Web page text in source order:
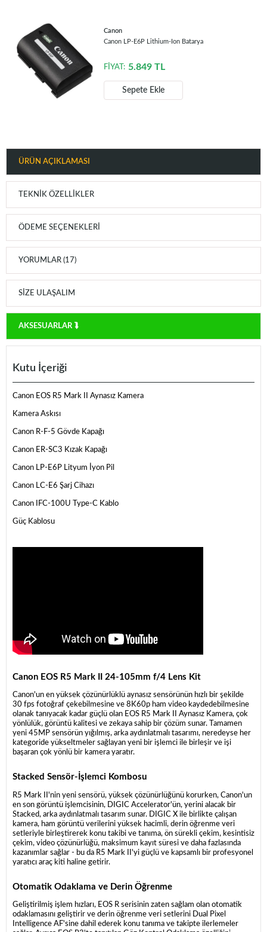
Canon
Canon LP-E6P Lithium-Ion Batarya
FİYAT: 5.849 TL
Sepete Ekle
ÜRÜN AÇIKLAMASI
TEKNIK ÖZELLIKLER
ÖDEME SEÇENEKLERI
YORUMLAR (17)
SIZE ULAŞALIM
AKSESUARLAR ⮯
Canon EOS R5 Mark II 24-105mm f/4 Lens Kit
Canon'un en yüksek çözünürlüklü aynasız sensörünün hızlı bir şekilde
30 fps fotoğraf çekebilmesine ve 8K60p ham video kaydedebilmesine
olanak tanıyacak kadar güçlü olan EOS R5 Mark II Aynasız Kamera, çok
yönlülük, görüntü kalitesi ve zekaya sahip bir çözüm sunar. Tamamen
yeni 45MP sensörün yığılmış, arka aydınlatmalı tasarımı, neredeyse her
kategoride yükseltmeler sağlayan yeni bir işlemci ile birleşir ve işi
başaran çok yönlü bir kamera yaratır.
Stacked Sensör-İşlemci Kombosu
R5 Mark II'nin yeni sensörü, yüksek çözünürlüğünü korurken, Canon'un
en son görüntü işlemcisinin, DIGIC Accelerator'ün, yerini alacak bir
Stacked, arka aydınlatmalı tasarım sunar. DIGIC X ile birlikte çalışan
kamera, ham görüntü verilerini yüksek hacimli, derin öğrenme veri
setleriyle birleştirerek konu takibi ve tanıma, ön sürekli çekim, kesintisiz
çekim, video çözünürlüğü, maksimum kayıt süresi ve daha fazlasında
kazanımlar sağlar - bu da R5 Mark II'yi güçlü ve kapsamlı bir profesyonel
yaratıcı araç kiti haline getirir.
Otomatik Odaklama ve Derin Öğrenme
Geliştirilmiş işlem hızları, EOS R serisinin zaten sağlam olan otomatik
odaklamasını geliştirir ve derin öğrenme veri setlerini Dual Pixel
Intelligence AF'sine dahil ederek konu tanıma ve takipte ilerlemeler
Kutu İçeriği
Canon EOS R5 Mark II Aynasız Kamera
Kamera Askısı
Canon R-F-5 Gövde Kapağı
Canon ER-SC3 Kızak Kapağı
Canon LP-E6P Lityum İyon Pil
Canon LC-E6 Şarj Cihazı
Canon IFC-100U Type-C Kablo
Güç Kablosu